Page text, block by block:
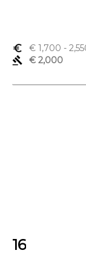
euro_symbol € 1,700 -
gavel
€ 2,000
16